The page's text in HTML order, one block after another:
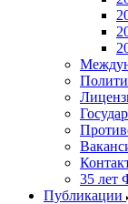
35
Публикации